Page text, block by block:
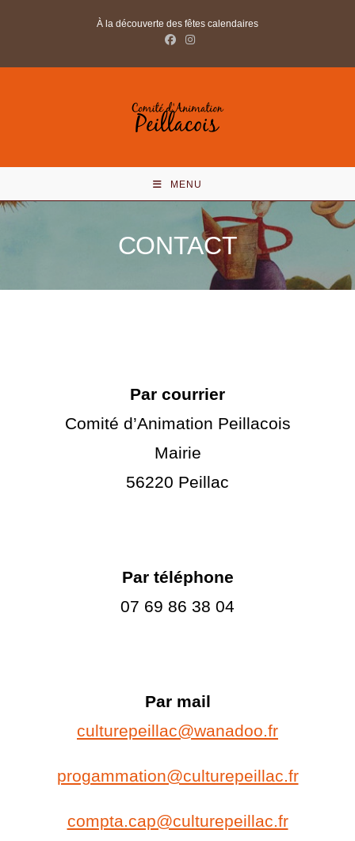
À la découverte des fêtes calendaires
MENU
CONTACT
Par courrier
Comité d’Animation Peillacois
Mairie
56220 Peillac
Par téléphone
07 69 86 38 04
Par mail
culturepeillac@wanadoo.fr
progammation@culturepeillac.fr
compta.cap@culturepeillac.fr